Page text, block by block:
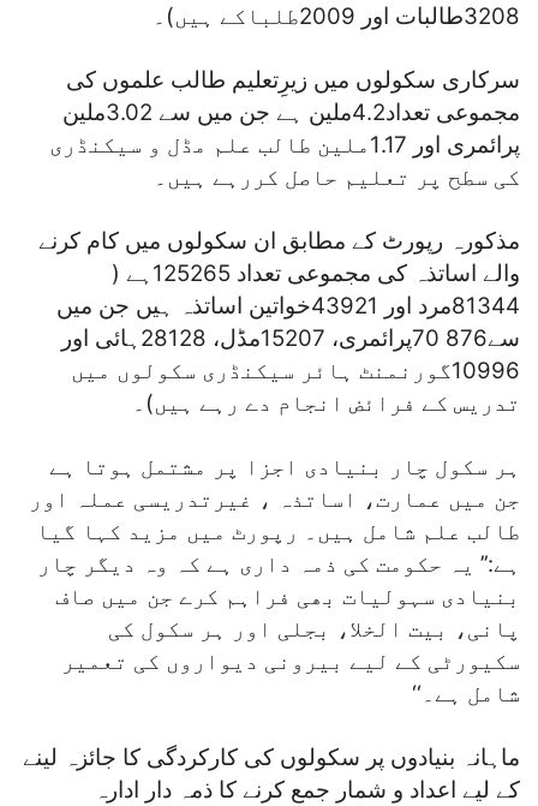
3208طالبات اور 2009طلباکے ہیں)۔
سرکاری سکولوں میں زیرِتعلیم طالب علموں کی
مجموعی تعداد4.2ملین ہے جن میں سے 3.02ملین
پرائمری اور 1.17ملین طالب علم مڈل و سیکنڈری
کی سطح پر تعلیم حاصل کررہے ہیں۔
مذکورہ رپورٹ کے مطابق ان سکولوں میں کام کرنے
والے اساتذہ کی مجموعی تعداد 125265ہے (
81344مرد اور 43921خواتین اساتذہ ہیں جن میں
سے876 70پرائمری، 15207مڈل، 28128ہائی اور
10996گورنمنٹ ہائر سیکنڈری سکولوں میں
تدریس کے فرائض انجام دے رہے ہیں)۔
ہر سکول چار بنیادی اجزا پر مشتمل ہوتا ہے
جن میں عمارت، اساتذہ ، غیرتدریسی عملہ اور
طالب علم شامل ہیں۔ رپورٹ میں مزید کہا گیا
ہے:’’ یہ حکومت کی ذمہ داری ہے کہ وہ دیگر چار
بنیادی سہولیات بھی فراہم کرے جن میں صاف
پانی، بیت الخلا، بجلی اور ہر سکول کی
سکیورٹی کے لیے بیرونی دیواروں کی تعمیر
شامل ہے۔‘‘
ماہانہ بنیادوں پر سکولوں کی کارکردگی کا جائزہ لینے
کے لیے اعداد و شمار جمع کرنے کا ذمہ دار ادارہ